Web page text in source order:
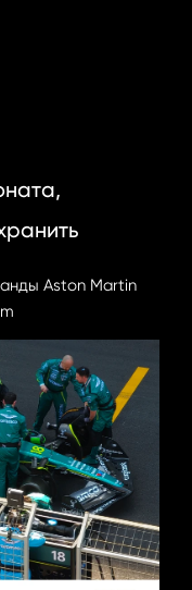
Aston Martin